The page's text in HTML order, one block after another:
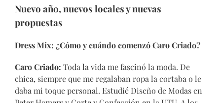
Nuevo año, nuevos locales y nuevas
propuestas
Dress Mix: ¿Cómo y cuándo comenzó Caro Criado?
Caro Criado: Toda la vida me fascinó la moda. De
chica, siempre que me regalaban ropa la cortaba o le
daba mi toque personal. Estudié Diseño de Modas en